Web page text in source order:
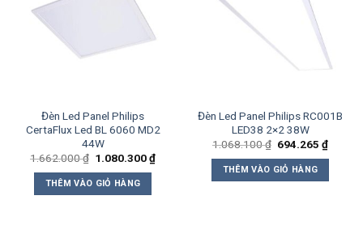
Add to
wishlist
Đèn Led Panel Philips
CertaFlux Led BL 6060 MD2
44W
1.662.000₫ Giá
là:
1.662.000 ₫.
1.080.300₫Giá
THÊM VÀO GIỎ HÀNG
Add to
wishlist
Đèn Led Panel Philips RC001B
LED38 2×2 38W
1.068.100₫ Giá
là:
1.068.100 ₫.
694.265₫Giá
THÊM VÀO GIỎ HÀNG